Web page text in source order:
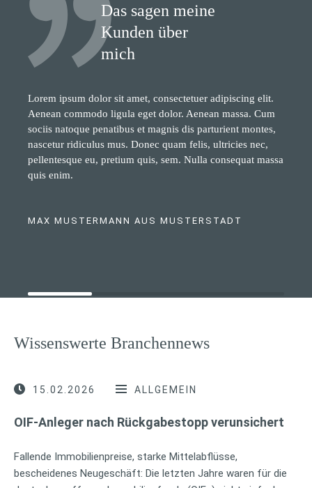
Das sagen meine
Kunden über
mich
Lorem ipsum dolor sit amet, consectetuer adipiscing elit.
Aenean commodo ligula eget dolor. Aenean massa. Cum
sociis natoque penatibus et magnis dis parturient montes,
nascetur ridiculus mus. Donec quam felis, ultricies nec,
pellentesque eu, pretium quis, sem. Nulla consequat massa
quis enim.
MAX MUSTERMANN AUS MUSTERSTADT
Wissenswerte Branchennews
15.02.2026 ALLGEMEIN
OIF-Anleger nach Rückgabestopp verunsichert
Fallende Immobilienpreise, starke Mittelabflüsse,
bescheidenes Neugeschäft: Die letzten Jahre waren für die